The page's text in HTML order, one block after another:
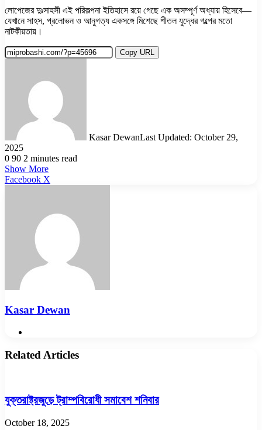
লোপেজের দুঃসাহসী এই পরিকল্পনা ইতিহাসে রয়ে গেছে এক অসম্পূর্ণ অধ্যায় হিসেবে—
যেখানে সাহস, প্রলোভন ও আনুগত্য একসঙ্গে মিশেছে শীতল যুদ্ধের গল্পের মতো
নাটকীয়তায়।
Copy URL
Kasar DewanLast Updated: October 29,
2025
0 90 2 minutes read
Show More
Facebook X
Kasar Dewan
Related Articles
যুক্তরাষ্ট্রজুড়ে ট্রাম্পবিরোধী সমাবেশ শনিবার
October 18, 2025